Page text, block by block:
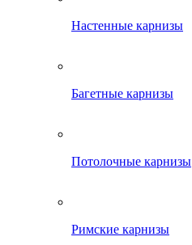
Настенные карнизы
Багетные карнизы
Потолочные карнизы
Римские карнизы